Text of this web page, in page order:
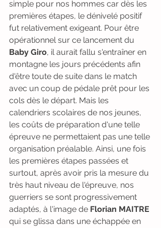
simple pour nos hommes car dès les
premières étapes, le dénivelé positif
fut relativement exigeant. Pour être
opérationnel sur ce lancement du
Baby Giro, il aurait fallu s'entraîner en
montagne les jours précédents afin
d'être toute de suite dans le match
avec un coup de pédale prêt pour les
cols dès le départ. Mais les
calendriers scolaires de nos jeunes,
les coûts de préparation d'une telle
épreuve ne permettaient pas une telle
organisation préalable. Ainsi, une fois
les premières étapes passées et
surtout, après avoir pris la mesure du
très haut niveau de l'épreuve, nos
guerriers se sont progressivement
adaptés, à l'image de Florian MAITRE
qui se glissa dans une échappée en